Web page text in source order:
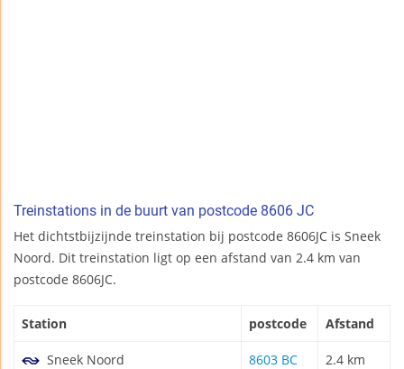
Treinstations in de buurt van postcode 8606 JC
Het dichtstbijzijnde treinstation bij postcode 8606JC is Sneek
Noord. Dit treinstation ligt op een afstand van 2.4 km van
postcode 8606JC.
Station postcode Afstand
Sneek Noord 8603 BC 2.4 km